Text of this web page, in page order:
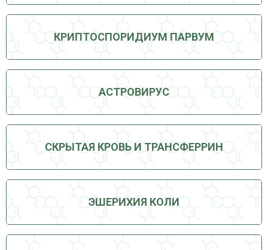
КРИПТОСПОРИДИУМ ПАРВУМ
АСТРОВИРУС
СКРЫТАЯ КРОВЬ И ТРАНСФЕРРИН
ЭШЕРИХИЯ КОЛИ